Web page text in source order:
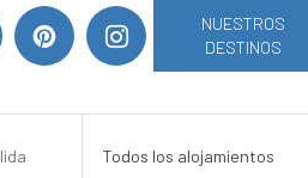
NUESTROS
DESTINOS